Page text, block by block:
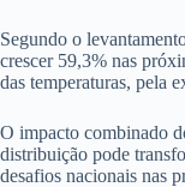
Segundo o
crescer 59,3% nas
das temperaturas, pela
O impacto combinado
distribuição pode
desafios nacionais nas